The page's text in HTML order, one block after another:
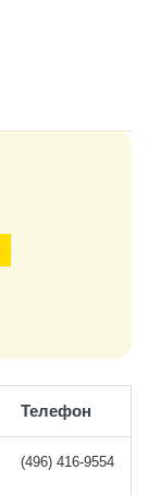
Телефон
(496) 416-9554